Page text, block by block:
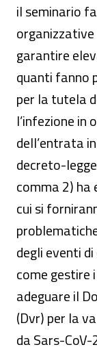
il seminario
garantire
quanti fanno
per la tutela
l’infezione in
dell’entrata
decreto-
comma 2)
cui si
degli eventi
come gestire
adeguare il
(Dvr) per la
da Sars-CoV-